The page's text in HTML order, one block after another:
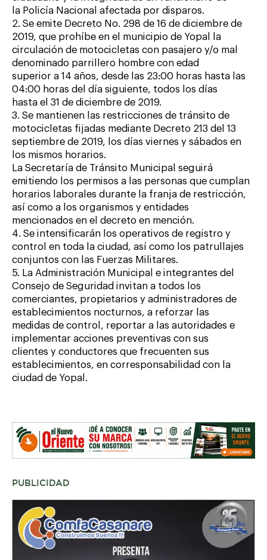
la Policía Nacional afectada por disparos.
2. Se emite Decreto No. 298 de 16 de diciembre de
2019, que prohíbe en el municipio de Yopal la
circulación de motocicletas con pasajero y/o mal
denominado parrillero hombre con edad
superior a 14 años, desde las 23:00 horas hasta las
04:00 horas del día siguiente, todos los días
hasta el 31 de diciembre de 2019.
3. Se mantienen las restricciones de tránsito de
motocicletas fijadas mediante Decreto 213 del 13
septiembre de 2019, los días viernes y sábados en
los mismos horarios.
La Secretaría de Tránsito Municipal seguirá
emitiendo los permisos a las personas que cumplan
horarios laborales durante la franja de restricción,
así como a los organismos y entidades
mencionados en el decreto en mención.
4. Se intensificarán los operativos de registro y
control en toda la ciudad, así como los patrullajes
conjuntos con las Fuerzas Militares.
5. La Administración Municipal e integrantes del
Consejo de Seguridad invitan a todos los
comerciantes, propietarios y administradores de
establecimientos nocturnos, a reforzar las
medidas de control, reportar a las autoridades e
implementar acciones preventivas con sus
clientes y conductores que frecuenten sus
establecimientos, en corresponsabilidad con la
ciudad de Yopal.
PUBLICIDAD